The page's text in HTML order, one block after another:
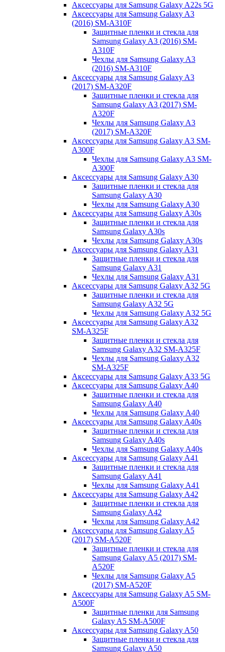
Аксессуары для Samsung Galaxy A22s 5G
Аксессуары для Samsung Galaxy A3
(2016) SM-A310F
Защитные пленки и стекла для
Samsung Galaxy A3 (2016) SM-
A310F
Чехлы для Samsung Galaxy A3
(2016) SM-A310F
Аксессуары для Samsung Galaxy A3
(2017) SM-A320F
Защитные пленки и стекла для
Samsung Galaxy A3 (2017) SM-
A320F
Чехлы для Samsung Galaxy A3
(2017) SM-A320F
Аксессуары для Samsung Galaxy A3 SM-
A300F
Чехлы для Samsung Galaxy A3 SM-
A300F
Аксессуары для Samsung Galaxy A30
Защитные пленки и стекла для
Samsung Galaxy A30
Чехлы для Samsung Galaxy A30
Аксессуары для Samsung Galaxy A30s
Защитные пленки и стекла для
Samsung Galaxy A30s
Чехлы для Samsung Galaxy A30s
Аксессуары для Samsung Galaxy A31
Защитные пленки и стекла для
Samsung Galaxy A31
Чехлы для Samsung Galaxy A31
Аксессуары для Samsung Galaxy A32 5G
Защитные пленки и стекла для
Samsung Galaxy A32 5G
Чехлы для Samsung Galaxy A32 5G
Аксессуары для Samsung Galaxy A32
SM-A325F
Защитные пленки и стекла для
Samsung Galaxy A32 SM-A325F
Чехлы для Samsung Galaxy A32
SM-A325F
Аксессуары для Samsung Galaxy A33 5G
Аксессуары для Samsung Galaxy A40
Защитные пленки и стекла для
Samsung Galaxy A40
Чехлы для Samsung Galaxy A40
Аксессуары для Samsung Galaxy A40s
Защитные пленки и стекла для
Samsung Galaxy A40s
Чехлы для Samsung Galaxy A40s
Аксессуары для Samsung Galaxy A41
Защитные пленки и стекла для
Samsung Galaxy A41
Чехлы для Samsung Galaxy A41
Аксессуары для Samsung Galaxy A42
Защитные пленки и стекла для
Samsung Galaxy A42
Чехлы для Samsung Galaxy A42
Аксессуары для Samsung Galaxy A5
(2017) SM-A520F
Защитные пленки и стекла для
Samsung Galaxy A5 (2017) SM-
A520F
Чехлы для Samsung Galaxy A5
(2017) SM-A520F
Аксессуары для Samsung Galaxy A5 SM-
A500F
Защитные пленки для Samsung
Galaxy A5 SM-A500F
Аксессуары для Samsung Galaxy A50
Защитные пленки и стекла для
Samsung Galaxy A50